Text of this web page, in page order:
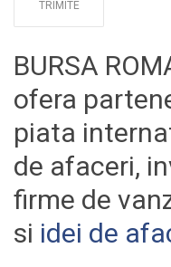
BURSA
ofera
piata
de afaceri,
firme de
si idei de